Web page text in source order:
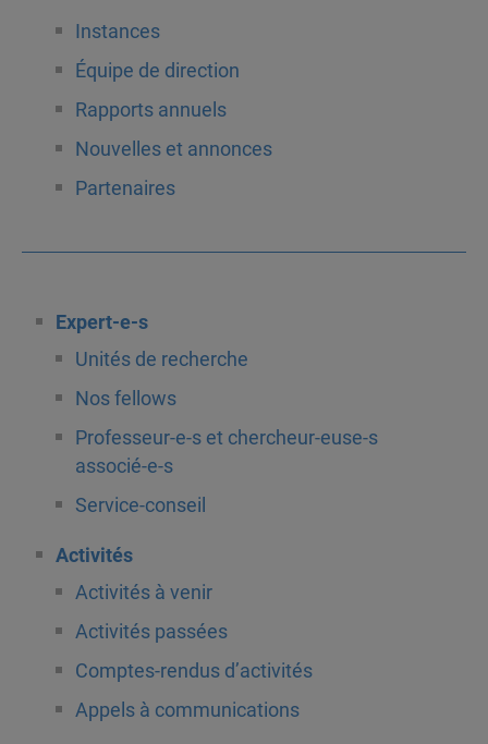
Instances
Équipe de direction
Rapports annuels
Nouvelles et annonces
Partenaires
Expert-e-s
Unités de recherche
Nos fellows
Professeur-e-s et chercheur-euse-s
associé-e-s
Service-conseil
Activités
Activités à venir
Activités passées
Comptes-rendus d’activités
Appels à communications